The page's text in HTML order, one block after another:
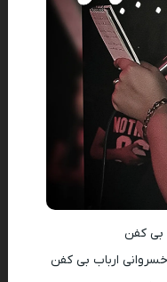
بی کفن
ارباب بی کفن